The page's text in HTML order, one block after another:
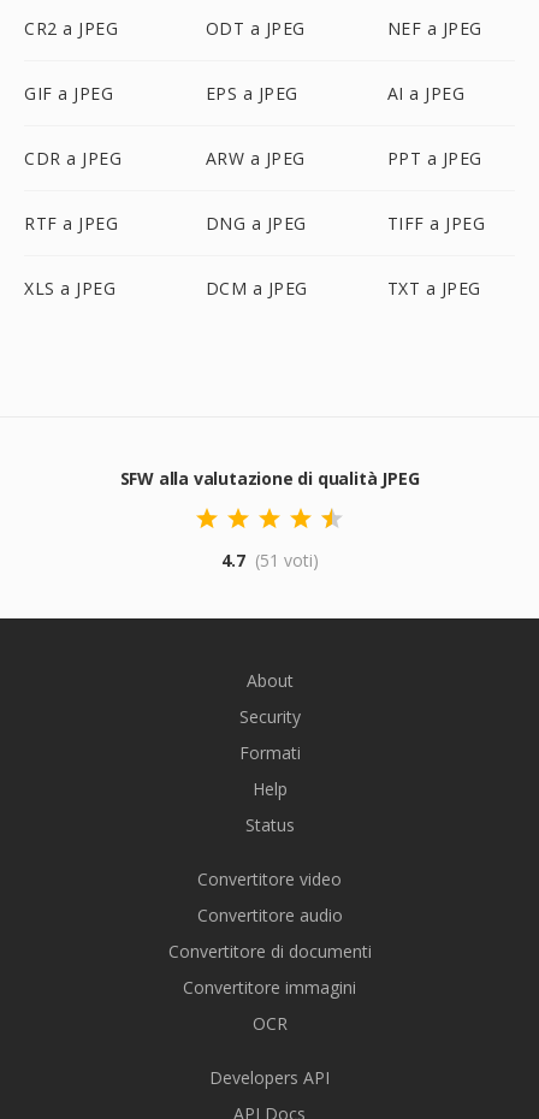
CR2 a JPEG ODT a JPEG NEF a JPEG
GIF a JPEG EPS a JPEG AI a JPEG
CDR a JPEG ARW a JPEG PPT a JPEG
RTF a JPEG DNG a JPEG TIFF a JPEG
XLS a JPEG DCM a JPEG TXT a JPEG
SFW alla valutazione di qualità JPEG
4.7 (51 voti)
About
Security
Formati
Help
Status
Convertitore video
Convertitore audio
Convertitore di documenti
Convertitore immagini
OCR
Developers API
API Docs